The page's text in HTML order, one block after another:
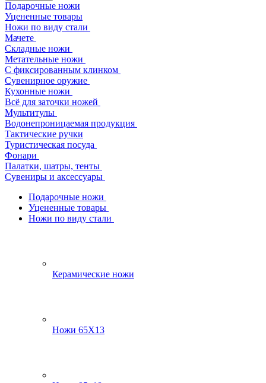
Подарочные ножи
Уцененные товары
Ножи по виду стали
Мачете
Складные ножи
Метательные ножи
С фиксированным клинком
Сувенирное оружие
Кухонные ножи
Всё для заточки ножей
Мультитулы
Водонепроницаемая продукция
Тактические ручки
Туристическая посуда
Фонари
Палатки, шатры, тенты
Сувениры и аксессуары
Подарочные ножи
Уцененные товары
Ножи по виду стали
Керамические ножи
Ножи 65Х13